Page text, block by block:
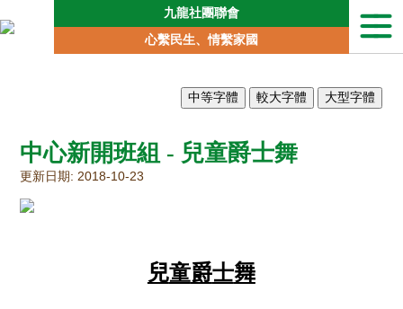
本
動
向
地
九龍社團聯會
心繫民生、情繫家國
中心新開班組 - 兒童爵士舞
更新日期: 2018-10-23
兒童爵士舞